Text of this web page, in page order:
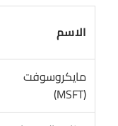
الاسم
مايكروسوفت
(MSFT)